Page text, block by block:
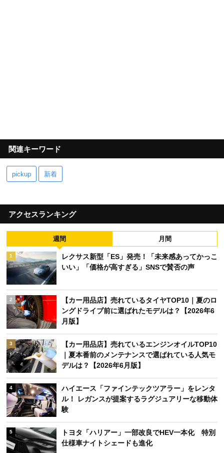
関連キーワード
pickup 新着
アクセスランキング
週間 月間
1
レクサス新型「ES」発売！「未来感あってかっこ
いい」「価格が高すぎる」SNSで賛否の声
2
【カー用品店】売れているタイヤTOP10｜夏のロ
ングドライブ前に選ばれたモデルは？【2026年6
月版】
3
【カー用品店】売れているエンジンオイルTOP10
｜夏本番前のメンテナンスで選ばれている人気モ
デルは？【2026年6月版】
4
ハイエース「ファインテックツアラー」をレンタ
ル！ レガンスが提案するラグジュアリーな移動体
験
5
トヨタ「ハリアー」一部改良でHEV一本化 特別
仕様車ナイトシェードも進化